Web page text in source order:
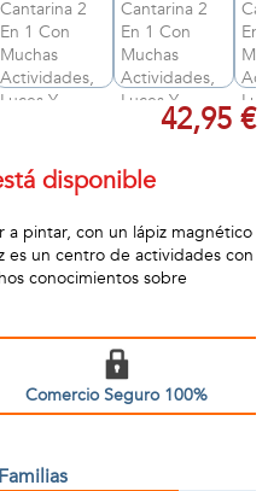
42,95 €
disponible
a pintar, con un lápiz magnético
un centro de actividades con
conocimientos sobre
Comercio Seguro 100%
Familias